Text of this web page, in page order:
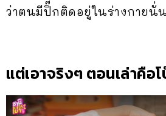
ว่าตนมีปิ๊กติดอยู่ในร่างกายนั่น
แต่เอาจริงๆ ตอนเล่าคือโ